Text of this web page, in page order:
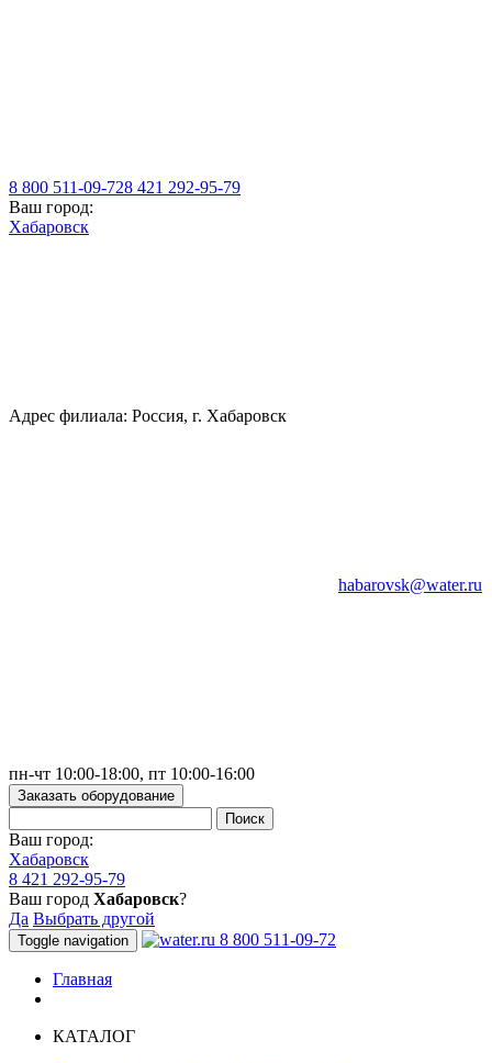
8 800 511-09-728 421 292-95-79
Ваш город:
Хабаровск
Адрес филиала: Россия, г. Хабаровск
habarovsk@water.ru
пн-чт 10:00-18:00, пт 10:00-16:00
Заказать оборудование
Ваш город:
Хабаровск
8 421 292-95-79
Ваш город Хабаровск?
Да Выбрать другой
Toggle navigation 8 800 511-09-72
Главная
КАТАЛОГ